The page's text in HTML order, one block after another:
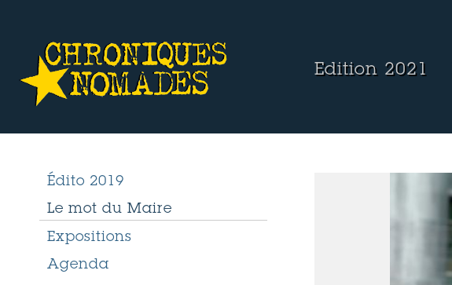
Edition 2021
Édito 2019
Le mot du Maire
Expositions
Agenda